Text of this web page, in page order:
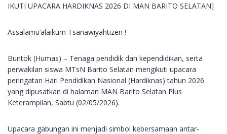
IKUTI UPACARA HARDIKNAS 2026 DI MAN BARITO SELATAN]
Assalamu’alaikum Tsanawiyahtizen !
Buntok (Humas) – Tenaga pendidik dan kependidikan, serta
perwakilan siswa MTsN Barito Selatan mengikuti upacara
peringatan Hari Pendidikan Nasional (Hardiknas) tahun 2026
yang dipusatkan di halaman MAN Barito Selatan Plus
Keterampilan, Sabtu (02/05/2026).
Upacara gabungan ini menjadi simbol kebersamaan antar-